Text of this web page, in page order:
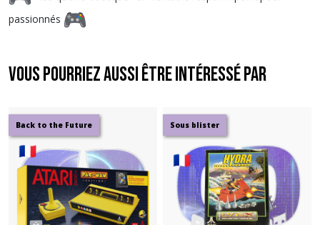
passionnés
Vous pourriez aussi être intéressé par
Back to the Future Sous blister